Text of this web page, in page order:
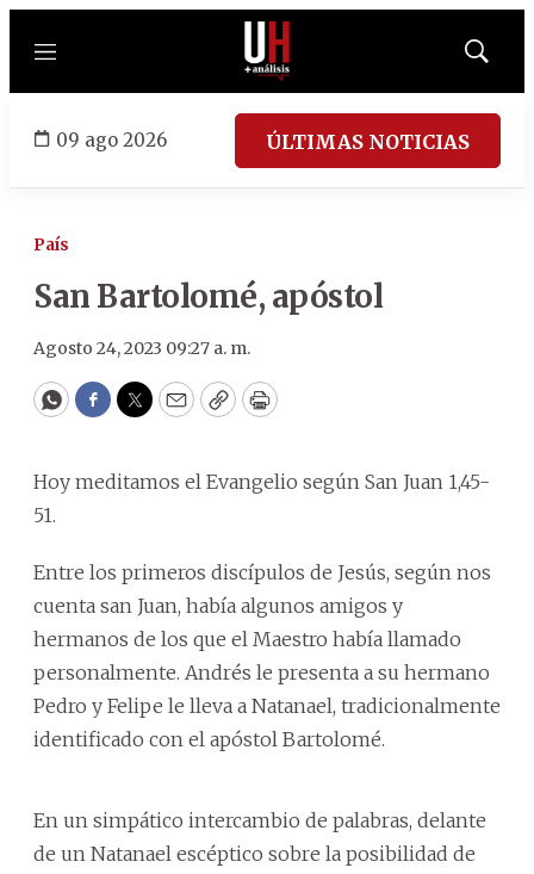
Menú
Mostrar
09 ago 2026 ÚLTIMAS NOTICIAS
País
San Bartolomé, apóstol
Agosto 24, 2023 09:27 a. m.
WhatsApp
Facebook
Twitter
EmailCopyPrint
Hoy meditamos el Evangelio según San Juan 1,45-
51.
Entre los primeros discípulos de Jesús, según nos
cuenta san Juan, había algunos amigos y
hermanos de los que el Maestro había llamado
personalmente. Andrés le presenta a su hermano
Pedro y Felipe le lleva a Natanael, tradicionalmente
identificado con el apóstol Bartolomé.
En un simpático intercambio de palabras, delante
de un Natanael escéptico sobre la posibilidad de